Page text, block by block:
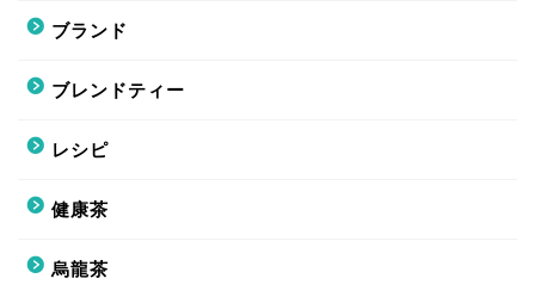
ブランド
ブレンドティー
レシピ
健康茶
烏龍茶